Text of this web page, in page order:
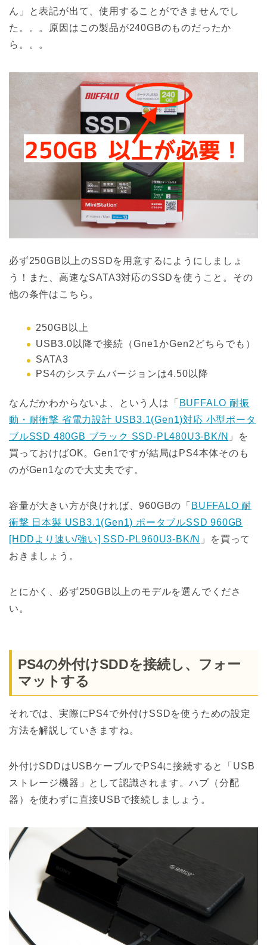
ん」と表記が出て、使用することができませんでし
た。。。原因はこの製品が240GBのものだったか
ら。。。
必ず250GB以上のSSDを用意するにようにしましょ
う！また、高速なSATA3対応のSSDを使うこと。その
他の条件はこちら。
250GB以上
USB3.0以降で接続（Gne1かGen2どちらでも）
SATA3
PS4のシステムバージョンは4.50以降
なんだかわからないよ、という人は「 BUFFALO 耐振
動・耐衝撃 省電力設計 USB3.1(Gen1)対応 小型ポータ
ブルSSD 480GB ブラック SSD-PL480U3-BK/N 」を
買っておけばOK。Gen1ですが結局はPS4本体そのも
のがGen1なので大丈夫です。
容量が大きい方が良ければ、960GBの「 BUFFALO 耐
衝撃 日本製 USB3.1(Gen1) ポータブルSSD 960GB
[HDDより速い/強い] SSD-PL960U3-BK/N 」を買って
おきましょう。
とにかく、必ず250GB以上のモデルを選んでくださ
い。
PS4の外付けSDDを接続し、フォー
マットする
それでは、実際にPS4で外付けSSDを使うための設定
方法を解説していきますね。
外付けSDDはUSBケーブルでPS4に接続すると「USB
ストレージ機器」として認識されます。ハブ（分配
器）を使わずに直接USBで接続しましょう。